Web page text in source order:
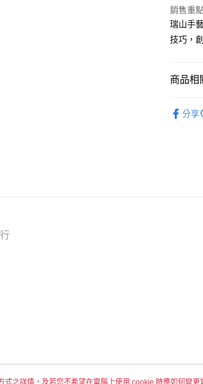
悠遊付
全家取
付款後
銷售重
瑞山手
技巧，
商品相
分享
之詳情，及若您不希望在電腦上使用 cookie 時應如何變更